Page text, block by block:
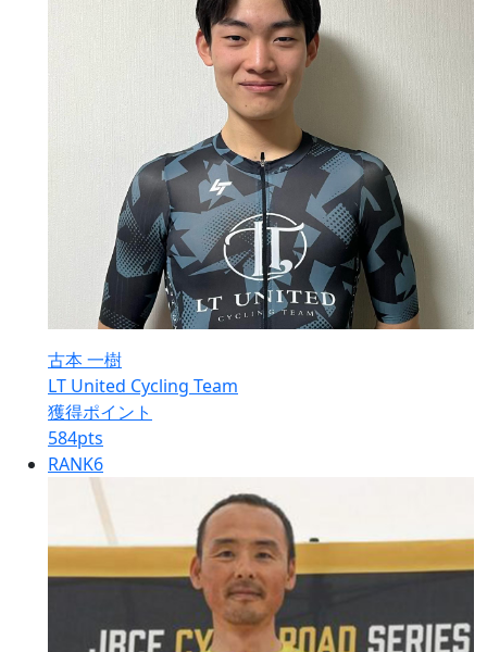
古本 一樹
LT United Cycling Team
獲得ポイント
584pts
RANK6